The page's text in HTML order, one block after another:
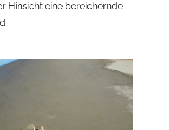
Hinsicht eine bereichernde